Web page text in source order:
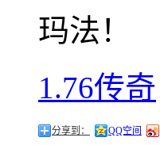
玛法！
1.76传奇
分享到： QQ空间